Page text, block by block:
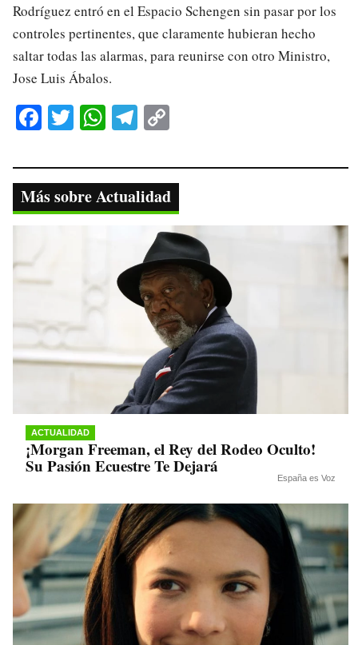
Rodríguez entró en el Espacio Schengen sin pasar por los
controles pertinentes, que claramente hubieran hecho
saltar todas las alarmas, para reunirse con otro Ministro,
Jose Luis Ábalos.
Fa
bo
ok
T
tte
r
W
ts
A
pp
Te
gr
a
m
y
Li
nk
Más sobre Actualidad
ACTUALIDAD
¡Morgan Freeman, el Rey del Rodeo Oculto!
Su Pasión Ecuestre Te Dejará
España es Voz